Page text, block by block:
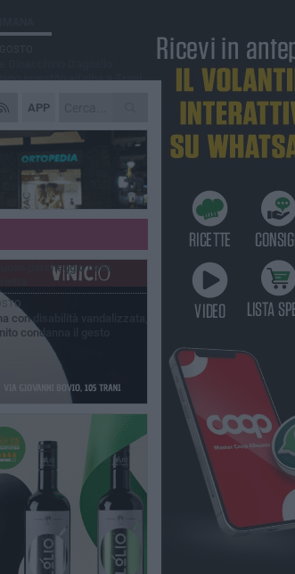
APP
investito all'alba a Trani
il benzinaio col
i giorni che lo
giovedì mattina
dell'evento
alla mafia. Nasce il servizio
parcheggio nella
con disabilità vandalizzata,
condanna il gesto